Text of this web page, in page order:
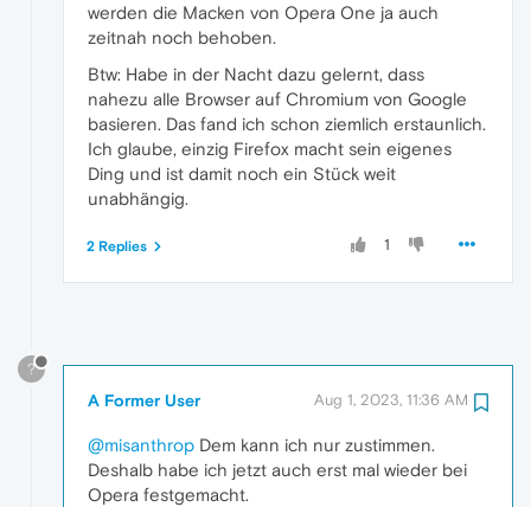
werden die Macken von Opera One ja auch
zeitnah noch behoben.
Btw: Habe in der Nacht dazu gelernt, dass
nahezu alle Browser auf Chromium von Google
basieren. Das fand ich schon ziemlich erstaunlich.
Ich glaube, einzig Firefox macht sein eigenes
Ding und ist damit noch ein Stück weit
unabhängig.
1
2 Replies
?
A Former User Aug 1, 2023, 11:36 AM
@misanthrop Dem kann ich nur zustimmen.
Deshalb habe ich jetzt auch erst mal wieder bei
Opera festgemacht.